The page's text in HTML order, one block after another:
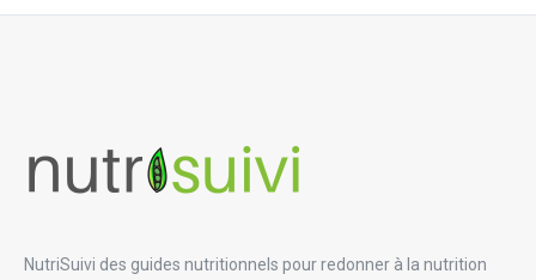
NutriSuivi des guides nutritionnels pour redonner à la nutrition